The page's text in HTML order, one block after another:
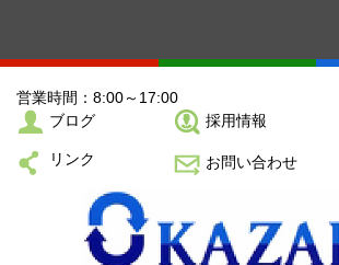
営業時間：8:00～17:00
ブログ
採用情報
リンク お問い合わせ